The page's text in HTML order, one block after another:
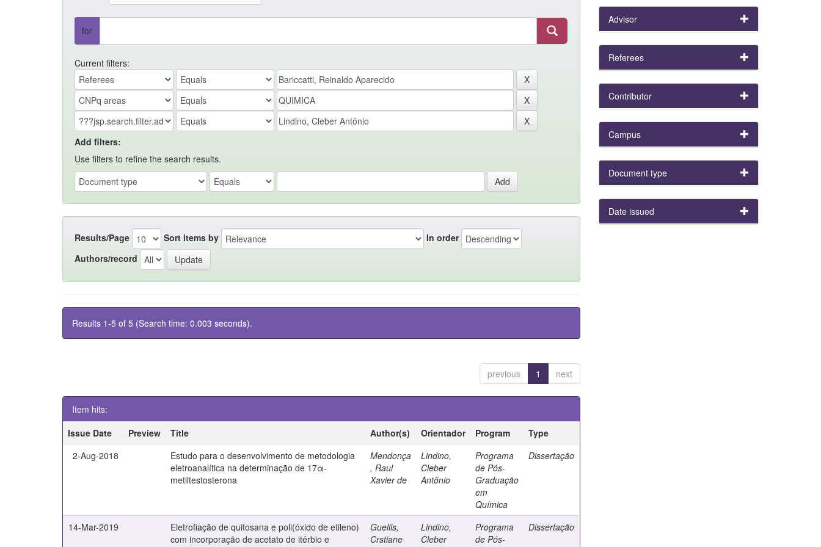
for
Current filters:
Add filters:
Use filters to refine the search results.
Results/Page Sort items by
In order
Authors/record
Results 1-5 of 5 (Search time: 0.003 seconds).
previous 1 next
Item hits:
Issue Date
Preview Title Author(s) Orientador Program
Type
2-Aug-2018
Estudo para o desenvolvimento de metodologia
eletroanalítica na determinação de 17α-
metiltestosterona
Mendonça
, Raul
Xavier de
Lindino,
Cleber
Antônio
Programa
de Pós-
Graduação
em
Química
Dissertação
14-Mar-2019
Eletrofiação de quitosana e poli(óxido de etileno)
com incorporação de acetato de itérbio e
Guellis,
Crstiane
Lindino,
Cleber
Programa
de Pós-
Dissertação
Advisor
Referees
Contributor
Campus
Document type
Date issued